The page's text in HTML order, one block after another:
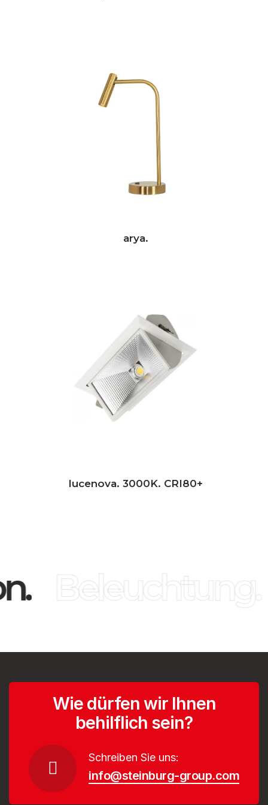
arya.
lucenova. 3000K. CRI80+
Beleuchtung.
Wie dürfen wir Ihnen
behilflich sein?
Schreiben Sie uns:
info@steinburg-group.com